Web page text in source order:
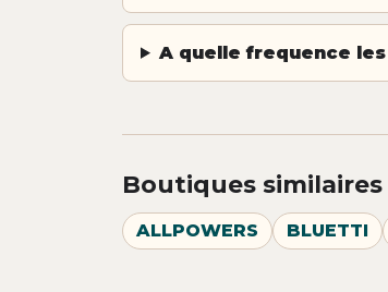
A quelle frequence
Boutiques
ALLPOWERS BLUETTI